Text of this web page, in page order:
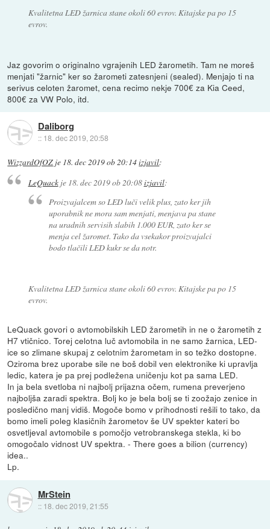
Kvalitetna LED žarnica stane okoli 60 evrov. Kitajske pa po 15
evrov.
Jaz govorim o originalno vgrajenih LED žarometih. Tam ne moreš
menjati "žarnic" ker so žarometi zatesnjeni (sealed). Menjajo ti na
serivus celoten žaromet, cena recimo nekje 700€ za Kia Ceed,
800€ za VW Polo, itd.
Daliborg
:: 18. dec 2019, 20:58
WizzardOfOZ je 18. dec 2019 ob 20:14izjavil:
LeQuackje 18. dec 2019 ob 20:08izjavil:
Proizvajalcem so LED luči velik plus, zato ker jih
uporabnik ne mora sam menjati, menjava pa stane
na uradnih servisih slabih 1.000 EUR, zato ker se
menja cel žaromet. Tako da vsekakor proizvajalci
bodo tlačili LED kukr se da notr.
Kvalitetna LED žarnica stane okoli 60 evrov. Kitajske pa po 15
evrov.
LeQuack govori o avtomobilskih LED žarometih in ne o žarometih z
H7 vtičnico. Torej celotna luč avtomobila in ne samo žarnica, LED-
ice so zlimane skupaj z celotnim žarometam in so težko dostopne.
Oziroma brez uporabe sile ne boš dobil ven elektronike ki upravlja
ledic, katera je pa prej podležena uničenju kot pa sama LED.
In ja bela svetloba ni najbolj prijazna očem, rumena preverjeno
najboljša zaradi spektra. Bolj ko je bela bolj se ti zoožajo zenice in
posledično manj vidiš. Mogoče bomo v prihodnosti rešili to tako, da
bomo imeli poleg klasičnih žarometov še UV spekter kateri bo
osvetljeval avtomobile s pomočjo vetrobranskega stekla, ki bo
omogočalo vidnost UV spektra. - There goes a bilion (currency)
idea..
Lp.
MrStein
:: 18. dec 2019, 21:55